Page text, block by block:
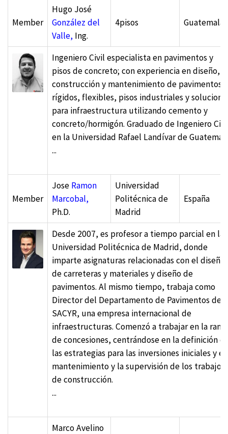
Member
Hugo José
González del
Valle, Ing.
4pisos Guatemala
Ingeniero Civil especialista en pavimentos y
pisos de concreto; con experiencia en diseño,
construcción y mantenimiento de pavimentos
rígidos, flexibles, pisos industriales y
para infraestructura utilizando cemento y
concreto/hormigón. Graduado de Ingeniero
en la Universidad Rafael Landívar de
...
Member
Jose Ramon
Marcobal,
Ph.D.
Universidad
Politécnica de
Madrid
España
Desde 2007, es profesor a tiempo parcial en la
Universidad Politécnica de Madrid, donde
imparte asignaturas relacionadas con el diseño
de carreteras y materiales y diseño de
pavimentos. Al mismo tiempo, trabaja como
Director del Departamento de Pavimentos de
SACYR, una empresa internacional de
infraestructuras. Comenzó a trabajar en la rama
de concesiones, centrándose en la definición
las estrategias para las inversiones iniciales y el
mantenimiento y la supervisión de los trabajos
de construcción.
...
Marco Avelino